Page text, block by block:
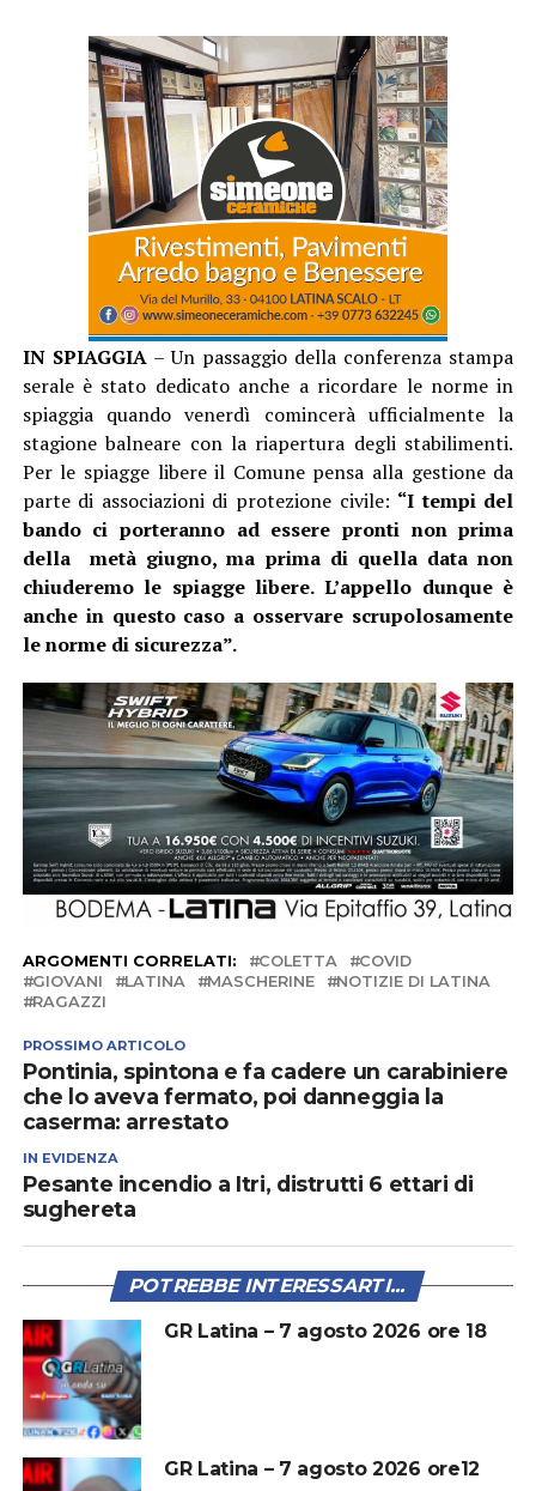
IN SPIAGGIA– Un passaggio della conferenza stampa
serale è stato dedicato anche a ricordare le norme in
spiaggia quando venerdì comincerà ufficialmente la
stagione balneare con la riapertura degli stabilimenti.
Per le spiagge libere il Comune pensa alla gestione da
parte di associazioni di protezione civile: “I tempi del
bando ci porteranno ad essere pronti non prima
della metà giugno, ma prima di quella data non
chiuderemo le spiagge libere. L’appello dunque è
anche in questo caso a osservare scrupolosamente
le norme di sicurezza”.
ARGOMENTI CORRELATI: COLETTA
COVID
GIOVANI
LATINA MASCHERINE
NOTIZIE DI LATINA
RAGAZZI
PROSSIMO ARTICOLO
Pontinia, spintona e fa cadere un carabiniere
che lo aveva fermato, poi danneggia la
caserma: arrestato
IN EVIDENZA
Pesante incendio a Itri, distrutti 6 ettari di
sughereta
POTREBBE INTERESSARTI...
GR Latina – 7 agosto 2026 ore 18
GR Latina – 7 agosto 2026 ore12